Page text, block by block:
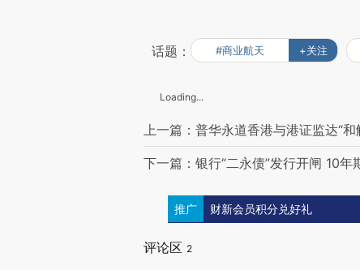
话题： #商业航天 +关注
Loading...
上一篇：普华永道香港与港证监达“
下一篇：银行“二永债”发行开闸 10年
推广 财新会员积分兑好礼
评论区 2